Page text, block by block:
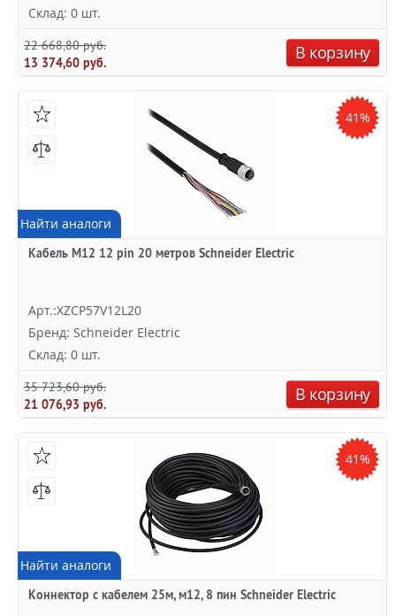
Склад: 0 шт.
22 668,80 руб.
13 374,60 руб.
В корзину
41%
Найти аналоги
Кабель M12 12 pin 20 метров Schneider Electric
Арт.:XZCP57V12L20
Бренд: Schneider Electric
Склад: 0 шт.
35 723,60 руб.
21 076,93 руб.
В корзину
41%
Найти аналоги
Коннектор с кабелем 25м, м12, 8 пин Schneider Electric